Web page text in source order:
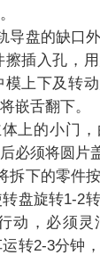
导盘的缺口
插入孔，
上下及转
嵌舌翻下。
上的小门
必须将圆片
拆下的零件
盘旋转1-2
动，必须灵
转2-3分钟，